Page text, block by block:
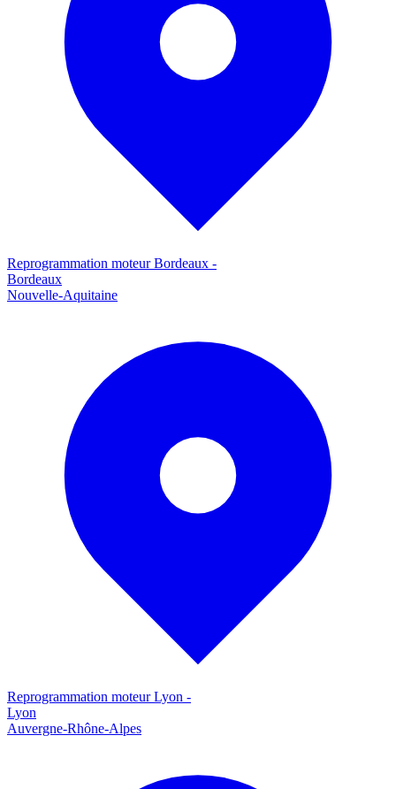
Reprogrammation moteurBordeaux -
Bordeaux
Nouvelle-Aquitaine
Reprogrammation moteurLyon -
Lyon
Auvergne-Rhône-Alpes